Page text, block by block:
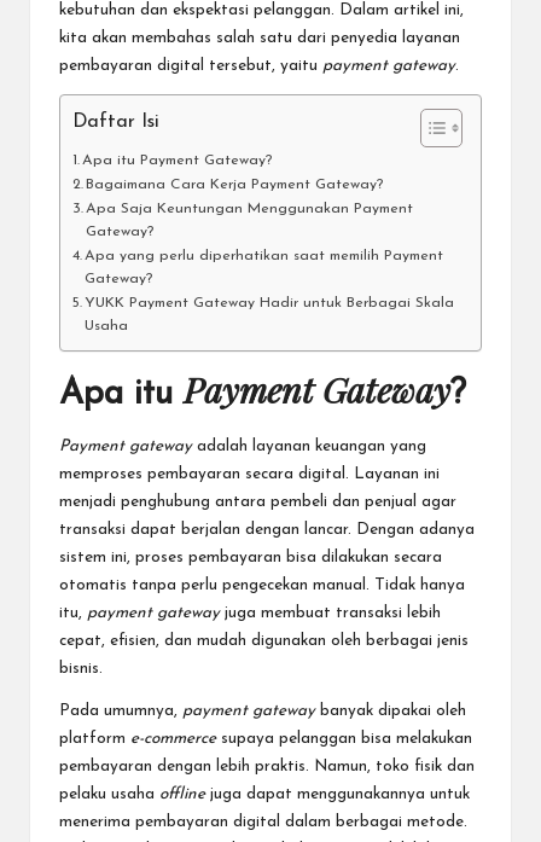
kebutuhan dan ekspektasi pelanggan. Dalam artikel ini,
kita akan membahas salah satu dari penyedia layanan
pembayaran digital tersebut, yaitu payment gateway.
Daftar Isi
Apa itu Payment Gateway?
Bagaimana Cara Kerja Payment Gateway?
Apa Saja Keuntungan Menggunakan Payment
Gateway?
Apa yang perlu diperhatikan saat memilih Payment
Gateway?
YUKK Payment Gateway Hadir untuk Berbagai Skala
Usaha
Apa ituPayment Gateway?
Payment gatewayadalah layanan keuangan yang
memproses pembayaran secara digital. Layanan ini
menjadi penghubung antara pembeli dan penjual agar
transaksi dapat berjalan dengan lancar. Dengan adanya
sistem ini, proses pembayaran bisa dilakukan secara
otomatis tanpa perlu pengecekan manual. Tidak hanya
itu, payment gatewayjuga membuat transaksi lebih
cepat, efisien, dan mudah digunakan oleh berbagai jenis
bisnis.
Pada umumnya, payment gateway banyak dipakai oleh
platform e-commercesupaya pelanggan bisa melakukan
pembayaran dengan lebih praktis. Namun, toko fisik dan
pelaku usaha offlinejuga dapat menggunakannya untuk
menerima pembayaran digital dalam berbagai metode.